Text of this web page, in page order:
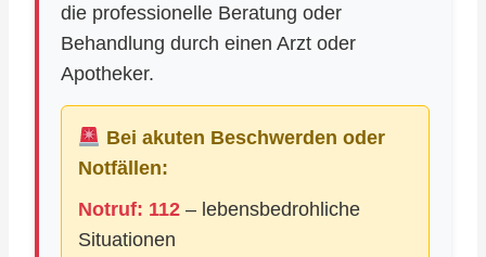
die professionelle Beratung oder
Behandlung durch einen Arzt oder
Apotheker.
Bei akuten Beschwerden oder
Notfällen:
Notruf: 112 – lebensbedrohliche
Situationen